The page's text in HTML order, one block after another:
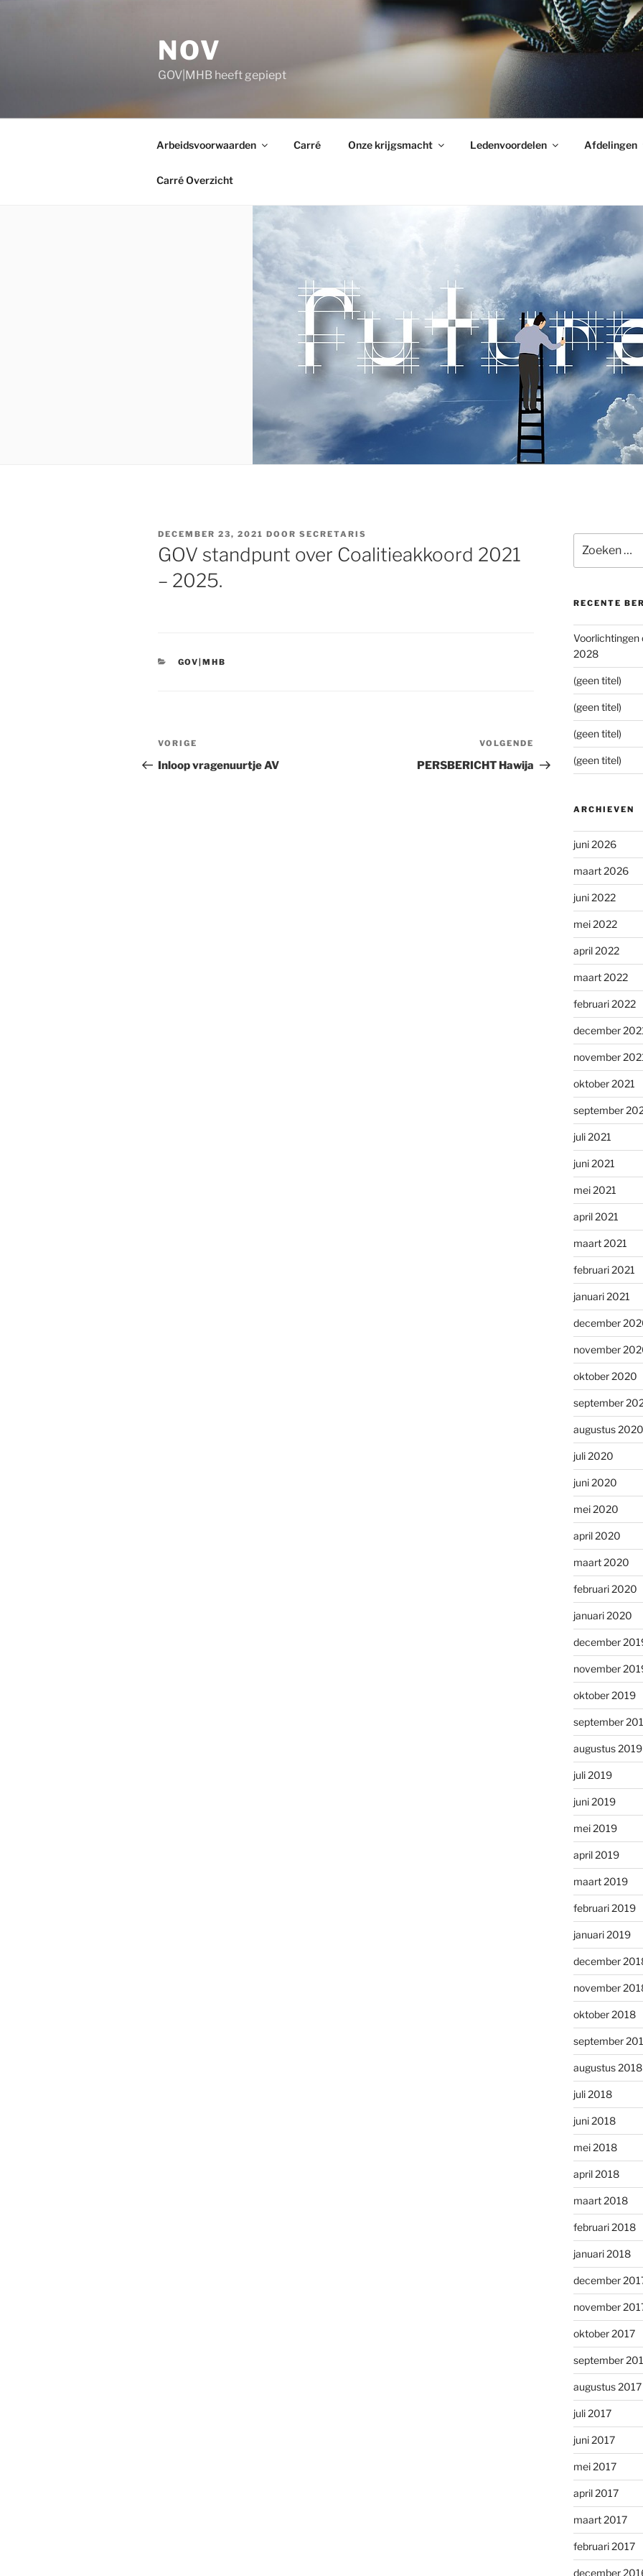
NOV
GOV|MHB heeft gepiept
Arbeidsvoorwaarden Carré Onze krijgsmacht Ledenvoordelen Afdelingen
Carré Overzicht
GEPLAATST
OP
DECEMBER 23, 2021 DOOR SECRETARIS
GOV standpunt over Coalitieakkoord 2021
– 2025.
CATEGORIEËN
GOV|MHB
Bericht
navigatie
Vorig
bericht
VORIGE
Inloop vragenuurtje AV
Volgend
bericht
VOLGENDE
PERSBERICHT Hawija
naar:
RECENTE
Voorlichtingen
2028
(geen titel)
(geen titel)
(geen titel)
(geen titel)
ARCHIEVEN
juni 2026
maart 2026
juni 2022
mei 2022
april 2022
maart 2022
februari 2022
december
november
oktober 2021
september
juli 2021
juni 2021
mei 2021
april 2021
maart 2021
februari 2021
januari 2021
december
november
oktober 2020
september
augustus 2020
juli 2020
juni 2020
mei 2020
april 2020
maart 2020
februari 2020
januari 2020
december
november
oktober 2019
september
augustus 2019
juli 2019
juni 2019
mei 2019
april 2019
maart 2019
februari 2019
januari 2019
december
november
oktober 2018
september
augustus 2018
juli 2018
juni 2018
mei 2018
april 2018
maart 2018
februari 2018
januari 2018
december
november
oktober 2017
september
augustus 2017
juli 2017
juni 2017
mei 2017
april 2017
maart 2017
februari 2017
december